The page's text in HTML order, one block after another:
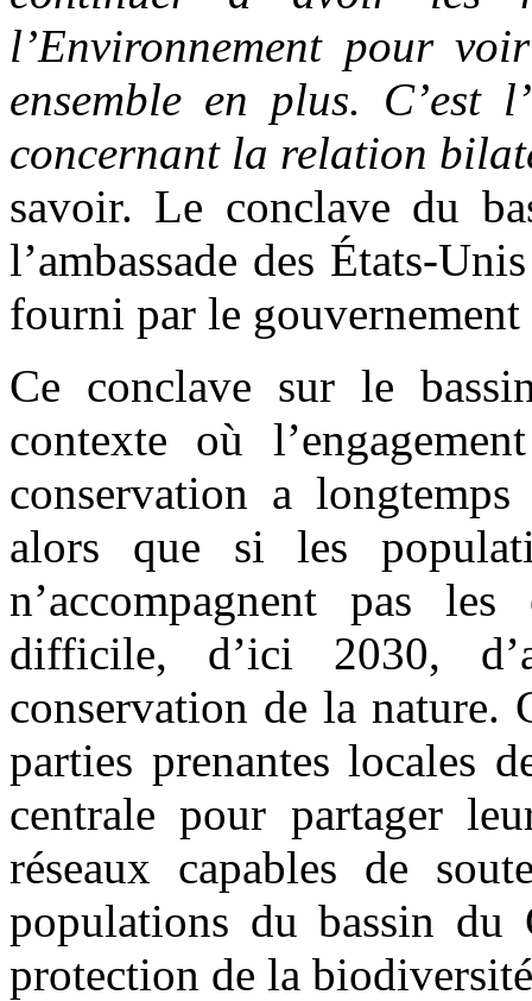
l’Environnement pour
ensemble en plus. C’est
concernant la relation
savoir. Le conclave du
l’ambassade des États-
fourni par le
Ce conclave sur le
contexte où
conservation a
alors que si les
n’accompagnent pas
difficile, d’ici 2030,
conservation de la nature.
parties prenantes locales
centrale pour partager
réseaux capables de
populations du bassin du
protection de la